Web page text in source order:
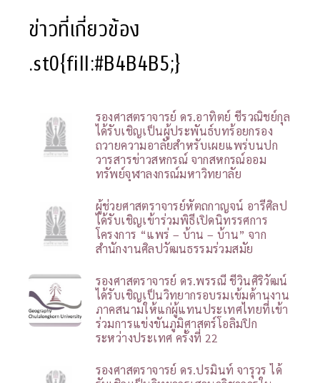
ข่าวที่เกี่ยวข้อง
.st0{fill:#B4B4B5;}
รองศาสตราจารย์ ดร.อาทิตย์ ชีรวณิชย์กุล
ได้รับเชิญเป็นผู้ประพันธ์บทร้อยกรอง
ถวายความอาลัยสำหรับเผยแพร่บนปก
วารสารข่าวสหกรณ์ จากสหกรณ์ออม
ทรัพย์จุฬาลงกรณ์มหาวิทยาลัย
ผู้ช่วยศาสตราจารย์หัตถกาญจน์ อารีศิลป
ได้รับเชิญเข้าร่วมพิธีเปิดนิทรรศการ
โครงการ “แพร่ – บ้าน – บ้าน” จาก
สำนักงานศิลปวัฒนธรรมร่วมสมัย
รองศาสตราจารย์ ดร.พรรณี ชีวินศิริวัฒน์
ได้รับเชิญเป็นวิทยากรอบรมเข้มด้านงาน
ภาคสนามให้แก่ผู้แทนประเทศไทยที่เข้า
ร่วมการแข่งขันภูมิศาสตร์โอลิมปิก
ระหว่างประเทศ ครั้งที่ 22
รองศาสตราจารย์ ดร.ปรมินท์ จารุวร ได้